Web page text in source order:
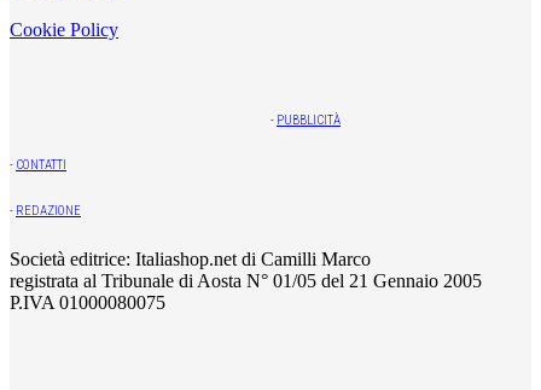
Cookie Policy
- PUBBLICITÀ
- CONTATTI
- REDAZIONE
Società editrice: Italiashop.net di Camilli Marco
registrata al Tribunale di Aosta N° 01/05 del 21 Gennaio 2005
P.IVA 01000080075